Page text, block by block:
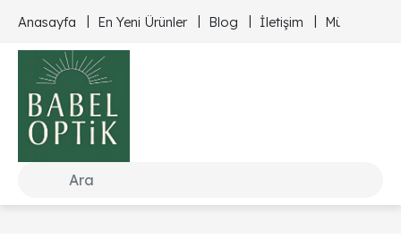
Anasayfa En Yeni Ürünler Blog İletişim Müşteri